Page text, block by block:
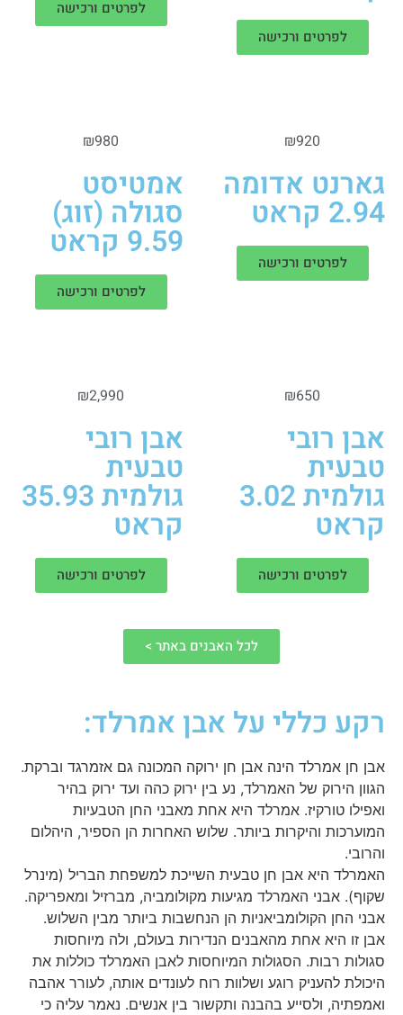
לפרטים ורכישה
לפרטים ורכישה
₪920
גארנט אדומה
2.94 קראט
לפרטים ורכישה
₪980
אמטיסט
סגולה (זוג)
9.59 קראט
לפרטים ורכישה
₪650
אבן רובי
טבעית
גולמית 3.02
קראט
לפרטים ורכישה
₪2,990
אבן רובי
טבעית
גולמית 35.93
קראט
לפרטים ורכישה
לכל האבנים באתר >
רקע כללי על אבן אמרלד:
אבן חן אמרלד הינה אבן חן ירוקה המכונה גם אזמרגד וברקת.
הגוון הירוק של האמרלד, נע בין ירוק כהה ועד ירוק בהיר
ואפילו טורקיז. אמרלד היא אחת מאבני החן הטבעיות
המוערכות והיקרות ביותר. שלוש האחרות הן הספיר, היהלום
והרובי.
האמרלד היא אבן חן טבעית השייכת למשפחת הבריל (מינרל
שקוף). אבני האמרלד מגיעות מקולומביה, מברזיל ומאפריקה.
אבני החן הקולומביאניות הן הנחשבות ביותר מבין השלוש.
אבן זו היא אחת מהאבנים הנדירות בעולם, ולה מיוחסות
סגולות רבות. הסגולות המיוחסות לאבן האמרלד כוללות את
היכולת להעניק רוגע ושלוות רוח לעונדים אותה, לעורר אהבה
ואמפתיה, ולסייע בהבנה ותקשור בין אנשים. נאמר עליה כי